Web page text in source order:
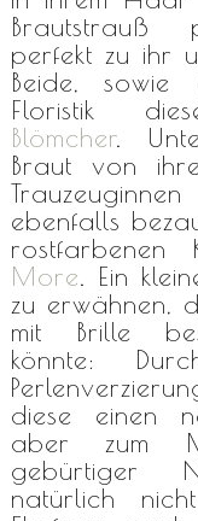
Brautstrauß
perfekt zu ihr
Beide, sowie
Floristik
Blömcher.
Braut von
ebenfalls
rostfarbenen
More. Ein
zu erwähnen,
mit Brille
könnte:
diese einen
aber zum
gebürtiger
natürlich